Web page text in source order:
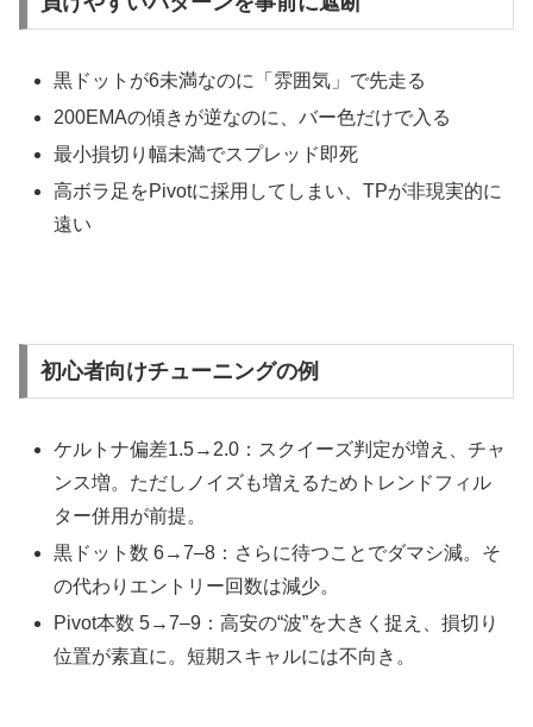
黒ドットが6未満なのに「雰囲気」で先走る
200EMAの傾きが逆なのに、バー色だけで入る
最小損切り幅未満でスプレッド即死
高ボラ足をPivotに採用してしまい、TPが非現実的に
遠い
初心者向けチューニングの例
ケルトナ偏差1.5→2.0：スクイーズ判定が増え、チャ
ンス増。ただしノイズも増えるためトレンドフィル
ター併用が前提。
黒ドット数 6→7–8：さらに待つことでダマシ減。そ
の代わりエントリー回数は減少。
Pivot本数 5→7–9：高安の“波”を大きく捉え、損切り
位置が素直に。短期スキャルには不向き。